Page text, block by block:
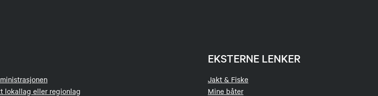
lokallag eller regionlag
EKSTERNE LENKER
Jakt & Fiske
Mine båter